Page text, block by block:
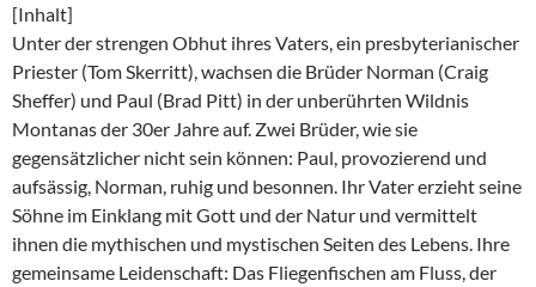
[Inhalt]
Unter der strengen Obhut ihres Vaters, ein presbyterianischer
Priester (Tom Skerritt), wachsen die Brüder Norman (Craig
Sheffer) und Paul (Brad Pitt) in der unberührten Wildnis
Montanas der 30er Jahre auf. Zwei Brüder, wie sie
gegensätzlicher nicht sein können: Paul, provozierend und
aufsässig, Norman, ruhig und besonnen. Ihr Vater erzieht seine
Söhne im Einklang mit Gott und der Natur und vermittelt
ihnen die mythischen und mystischen Seiten des Lebens. Ihre
gemeinsame Leidenschaft: Das Fliegenfischen am Fluss, der